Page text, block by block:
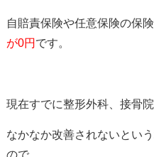
自賠責保険や任意保険の保
が0円 です。
現在すでに整形外科、接骨
なかなか改善されないとい
ので